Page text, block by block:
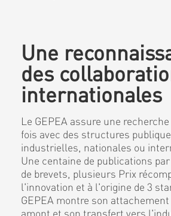
Une
des
internationales
Le GEPEA assure une
fois avec des structures
industrielles, nationales ou
Une centaine de publications
de brevets, plusieurs Prix
l'innovation et à l'origine de 3
GEPEA montre son
amont et son transfert vers